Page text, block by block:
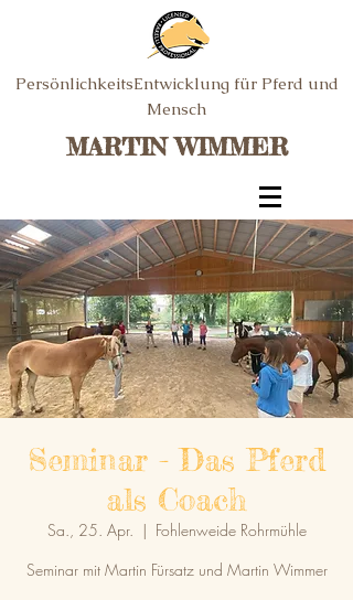
PersönlichkeitsEntwicklung für Pferd und
Mensch
MARTIN WIMMER
Seminar - Das Pferd
als Coach
Sa., 25. Apr.
  |
Fohlenweide Rohrmühle
Seminar mit Martin Fürsatz und Martin Wimmer